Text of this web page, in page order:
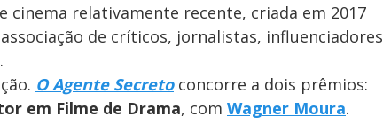
cinema relativamente recente, criada em 2017
de críticos, jornalistas, influenciadores
O Agente Secretoconcorre a dois prêmios:
em Filme de Drama, com Wagner Moura.